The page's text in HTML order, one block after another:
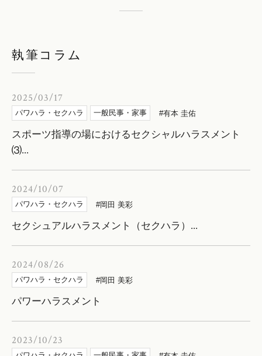
執筆コラム
2025/03/17
パワハラ・セクハラ 一般民事・家事 有本 圭佑
スポーツ指導の場におけるセクシャルハラスメント
⑶...
2024/10/07
パワハラ・セクハラ 岡田 美彩
セクシュアルハラスメント（セクハラ）...
2024/08/26
パワハラ・セクハラ 岡田 美彩
パワーハラスメント
2023/10/23